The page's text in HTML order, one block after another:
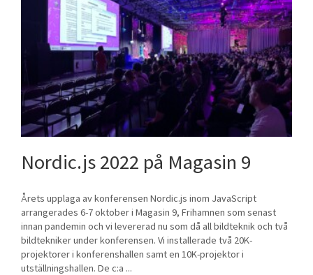
Nordic.js 2022 på Magasin 9
Årets upplaga av konferensen Nordic.js inom JavaScript
arrangerades 6-7 oktober i Magasin 9, Frihamnen som senast
innan pandemin och vi levererad nu som då all bildteknik och två
bildtekniker under konferensen. Vi installerade två 20K-
projektorer i konferenshallen samt en 10K-projektor i
utställningshallen. De c:a ...